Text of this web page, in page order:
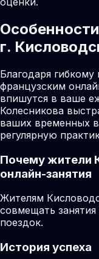
г.
Благодаря гибкому
французским
впишутся в ваше
Колесникова
ваших временных
регулярную
Почему жители
онлайн-занятия
Жителям
совмещать
поездок.
История успеха